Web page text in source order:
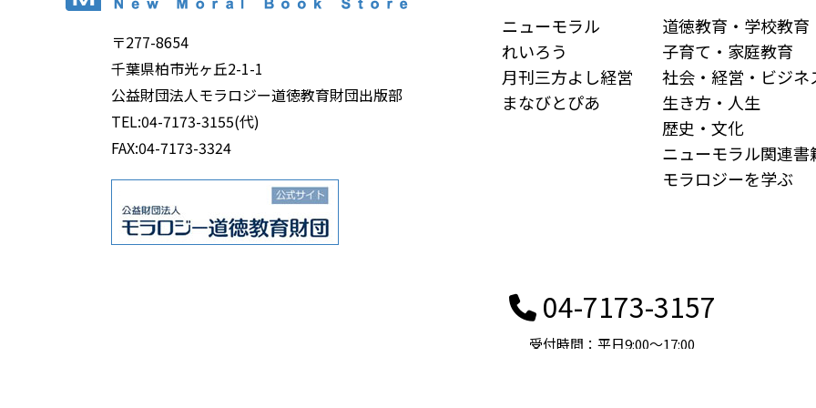
〒277-8654
千葉県柏市光ヶ丘2-1-1
公益財団法人モラロジー道徳教育財団出版部
TEL:04-7173-3155(代)
FAX:04-7173-3324
ニューモラル
れいろう
月刊三方よし経営
まなびとぴあ
道徳教育・学校教育
子育て・家庭教育
社会・経営・ビジネ
生き方・人生
歴史・文化
ニューモラル関連書
モラロジーを学ぶ
04-7173-3157
受付時間：平日9:00〜17:00